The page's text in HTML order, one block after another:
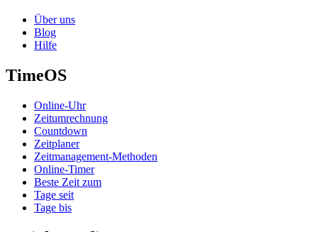
Über uns
Blog
Hilfe
TimeOS
Online-Uhr
Zeitumrechnung
Countdown
Zeitplaner
Zeitmanagement-Methoden
Online-Timer
Beste Zeit zum
Tage seit
Tage bis